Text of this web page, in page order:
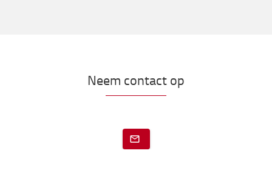
Neem contact op